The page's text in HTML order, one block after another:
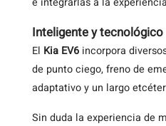
Inteligente y tecnológico
El Kia EV6 incorpora
de punto ciego, freno de
adaptativo y un largo
Sin duda la experiencia de